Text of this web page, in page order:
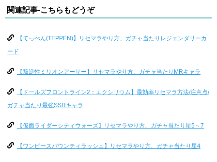
関連記事-こちらもどうぞ
【てっぺん(TEPPEN)】リセマラやり方、ガチャ当たりレジェンダリーカ
ード
【叛逆性ミリオンアーサー】リセマラやり方、ガチャ当たりMRキャラ
【ドールズフロントライン2：エクシリウム】最効率リセマラ方法/注意点/
ガチャ当たり最強SSRキャラ
【仮面ライダーシティウォーズ】リセマラやり方、ガチャ当たり星5～7
【ワンピースバウンティラッシュ】リセマラやり方、ガチャ当たり星4